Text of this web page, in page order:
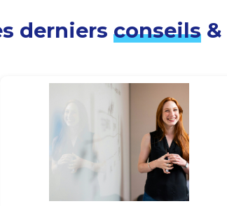
derniers conseils &